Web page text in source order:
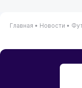
Главная • Новости •